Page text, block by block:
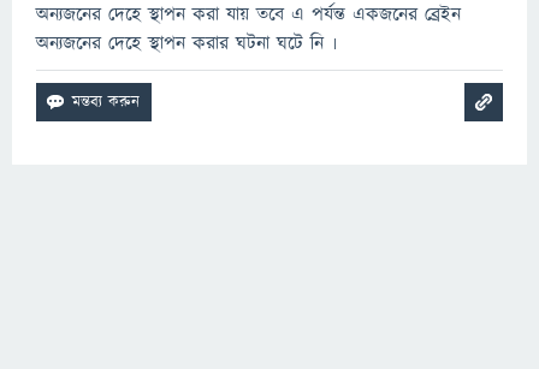
অন্যজনের দেহে স্থাপন করা যায় তবে এ পর্যন্ত একজনের ব্রেইন
অন্যজনের দেহে স্থাপন করার ঘটনা ঘটে নি ৷